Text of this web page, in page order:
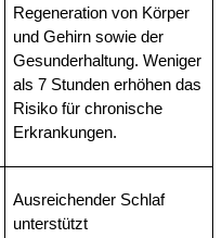
Regeneration von Körper
und Gehirn sowie der
Gesunderhaltung. Weniger
als 7 Stunden erhöhen das
Risiko für chronische
Erkrankungen.
Ausreichender Schlaf
unterstützt